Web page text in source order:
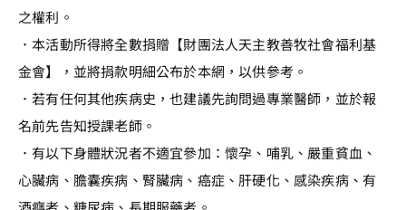
之權利。
．本活動所得將全數捐贈【財團法人天主教善牧社會福利基
金會】，並將捐款明細公布於本網，以供參考。
．若有任何其他疾病史，也建議先詢問過專業醫師，並於報
名前先告知授課老師。
．有以下身體狀況者不適宜參加：懷孕、哺乳、嚴重貧血、
心臟病、膽囊疾病、腎臟病、癌症、肝硬化、感染疾病、有